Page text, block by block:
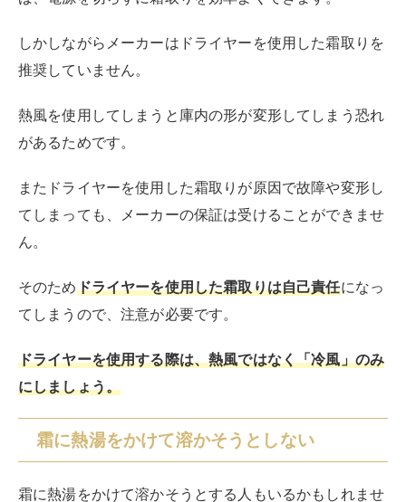
してしまう恐れがあります。
障の原因になってしまう可能性もあります。
も。
水滴が残るとまたすぐに霜ができてしまいます。
霜が速く溶けるため、一見良い方法のように思えるかも
しれませんが、デメリットも大きいため、熱湯に使用は
冷凍庫内に霜が付く原因